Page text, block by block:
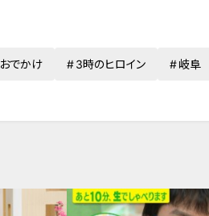
おでかけ 3時のヒロイン 岐阜